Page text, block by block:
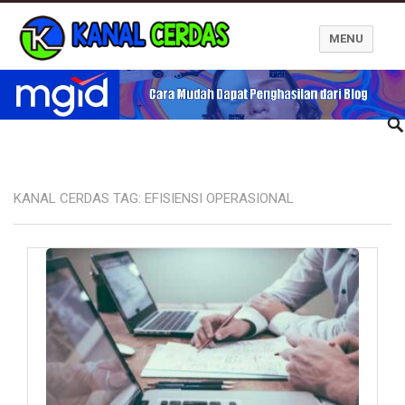
Kanal Cerdas
MENU
KANAL CERDAS TAG: EFISIENSI OPERASIONAL